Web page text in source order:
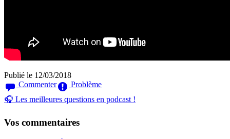
Publié le 12/03/2018
Commenter
Problème
🎧 Les meilleures questions en podcast !
Vos commentaires